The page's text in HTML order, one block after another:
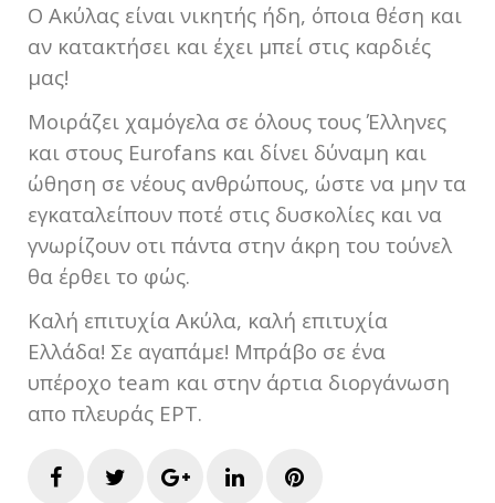
Ο Ακύλας είναι νικητής ήδη, όποια θέση και
αν κατακτήσει και έχει μπεί στις καρδιές
μας!
Μοιράζει χαμόγελα σε όλους τους Έλληνες
και στους Eurofans και δίνει δύναμη και
ώθηση σε νέους ανθρώπους, ώστε να μην τα
εγκαταλείπουν ποτέ στις δυσκολίες και να
γνωρίζουν οτι πάντα στην άκρη του τούνελ
θα έρθει το φώς.
Καλή επιτυχία Ακύλα, καλή επιτυχία
Ελλάδα! Σε αγαπάμε! Μπράβο σε ένα
υπέροχο team και στην άρτια διοργάνωση
απο πλευράς ΕΡΤ.
FacebookTwitterGoogle+LinkedInPinterest